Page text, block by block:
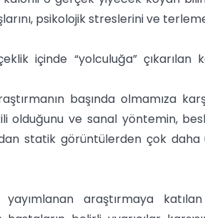
psikolojik streslerini ve
içinde “yolculuğa” çıkarılan
başında olmamıza
ve sanal yöntemin,
statik görüntülerden çok daha
araştırmaya